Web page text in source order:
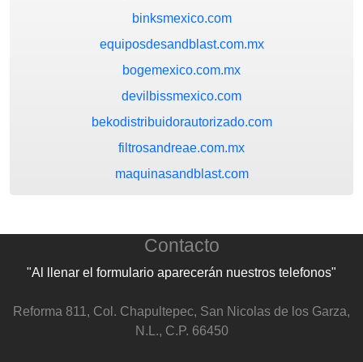
binksmexico.com
equiposdesandblast.com.mx
bogemexico.com.mx
devilbissmexico.com
bekodistribuidorautorizado.com
filtrosandreae.com.mx
maquinasandblast.com
Contacto
"Al llenar el formulario aparecerán nuestros telefonos"
Reforma 811, Col. Chapultepec, San Nicolas de los Garza,
N.L., C.P. 66450